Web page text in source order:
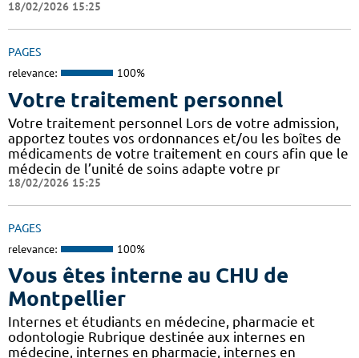
18/02/2026 15:25
PAGES
relevance: 100%
Votre traitement personnel
Votre traitement personnel Lors de votre admission,
apportez toutes vos ordonnances et/ou les boîtes de
médicaments de votre traitement en cours afin que le
médecin de l’unité de soins adapte votre pr
18/02/2026 15:25
PAGES
relevance: 100%
Vous êtes interne au CHU de
Montpellier
Internes et étudiants en médecine, pharmacie et
odontologie Rubrique destinée aux internes en
médecine, internes en pharmacie, internes en